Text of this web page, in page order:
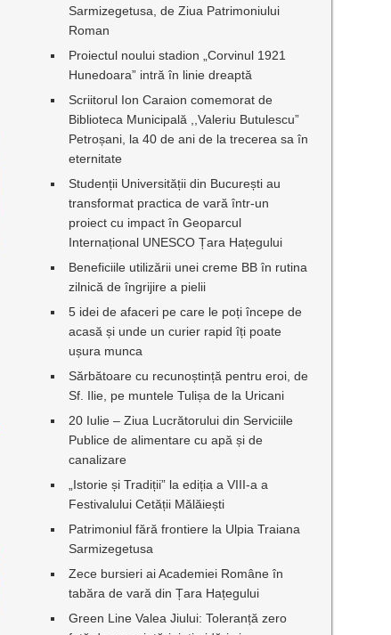
Sarmizegetusa, de Ziua Patrimoniului
Roman
Proiectul noului stadion „Corvinul 1921
Hunedoara” intră în linie dreaptă
Scriitorul Ion Caraion comemorat de
Biblioteca Municipală ,,Valeriu Butulescu”
Petroșani, la 40 de ani de la trecerea sa în
eternitate
Studenții Universității din București au
transformat practica de vară într-un
proiect cu impact în Geoparcul
Internațional UNESCO Țara Hațegului
Beneficiile utilizării unei creme BB în rutina
zilnică de îngrijire a pielii
5 idei de afaceri pe care le poți începe de
acasă și unde un curier rapid îți poate
ușura munca
Sărbătoare cu recunoștință pentru eroi, de
Sf. Ilie, pe muntele Tulișa de la Uricani
20 Iulie – Ziua Lucrătorului din Serviciile
Publice de alimentare cu apă și de
canalizare
„Istorie și Tradiții” la ediția a VIII-a a
Festivalului Cetății Mălăiești
Patrimoniul fără frontiere la Ulpia Traiana
Sarmizegetusa
Zece bursieri ai Academiei Române în
tabăra de vară din Țara Hațegului
Green Line Valea Jiului: Toleranță zero